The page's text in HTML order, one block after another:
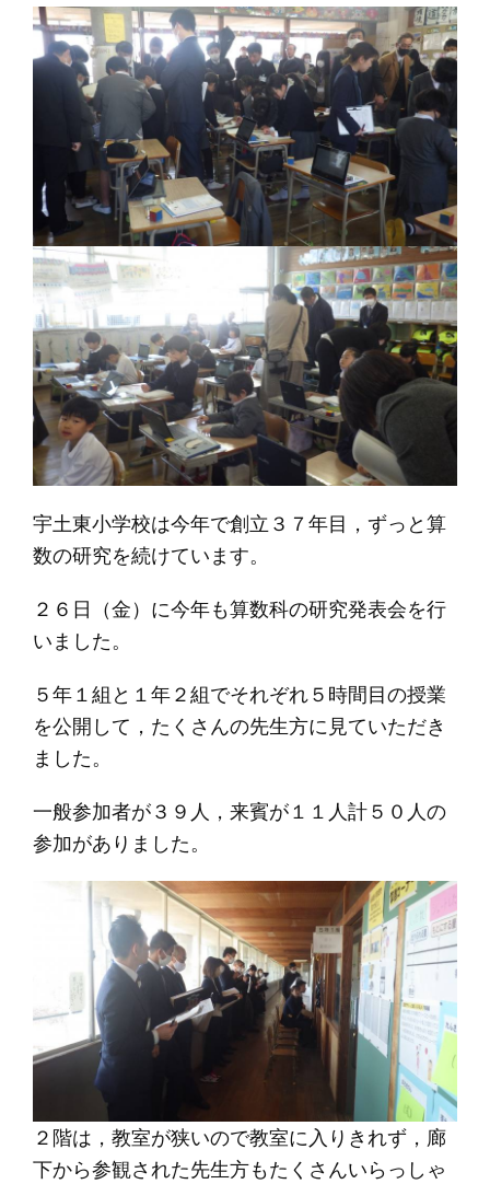
宇土東小学校は今年で創立３７年目，ずっと算
数の研究を続けています。
２６日（金）に今年も算数科の研究発表会を行
いました。
５年１組と１年２組でそれぞれ５時間目の授業
を公開して，たくさんの先生方に見ていただき
ました。
一般参加者が３９人，来賓が１１人計５０人の
参加がありました。
２階は，教室が狭いので教室に入りきれず，廊
下から参観された先生方もたくさんいらっしゃ